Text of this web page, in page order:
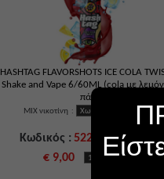
HASHTAG FLAVORSHOTS ICE COLA
Shake and Vape 6/60ML (cola με
πάγο)
MIX νικοτίνη :
Κωδικός : 52223ΔΙΑΘΕΣΙΜΟ
€ 9,00